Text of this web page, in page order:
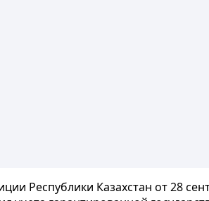
Республики Казахстан от 28